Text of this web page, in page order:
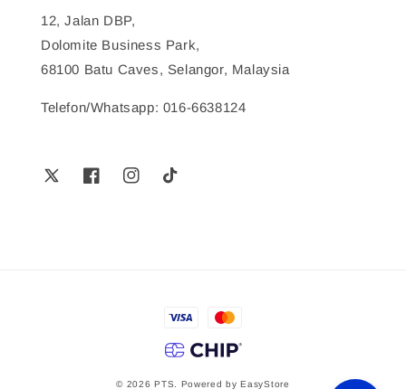
12, Jalan DBP,
Dolomite Business Park,
68100 Batu Caves, Selangor, Malaysia
Telefon/Whatsapp: 016-6638124
© 2026 PTS. Powered byEasyStore